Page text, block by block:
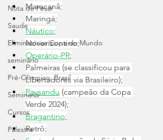
Nota de Pesar
Saude
Eliminatórias Copa do Mundo
seminário
Pré-Olímpico: Brasil
Seminário
Cursos
Palestra
Maracanã;
Maringá;
Náutico;
Novorizontino;
Operário-PR;
Palmeiras (se classificou para
Libertadores via Brasileiro);
Paysandu (campeão da Copa
Verde 2024);
Bragantino;
Retrô;